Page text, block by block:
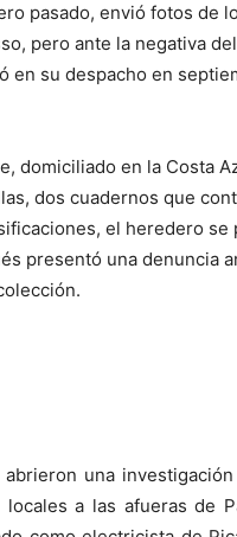
pasado, envió fotos de
pero ante la negativa
en su despacho en
domiciliado en la Costa
dos cuadernos que
el heredero
presentó una denuncia
una
a las afueras de